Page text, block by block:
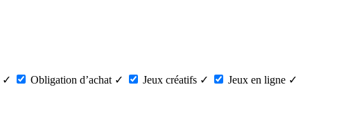
✓ Obligation d’achat ✓ Jeux créatifs ✓ Jeux en ligne ✓